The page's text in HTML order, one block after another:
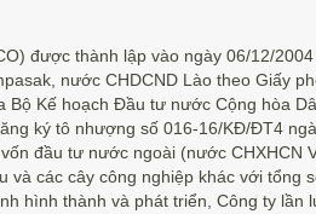
được thành lập vào ngày 06/12/
nước CHDCND Lào theo Giấy
Bộ Kế hoạch Đầu tư nước Cộng hòa
ký tô nhượng số 016-16/KĐ/ĐT4
đầu tư nước ngoài (nước CHXHCN
và các cây công nghiệp khác với tổng
hình thành và phát triển, Công ty lần